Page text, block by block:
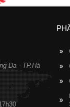
Đa - TP.Hà